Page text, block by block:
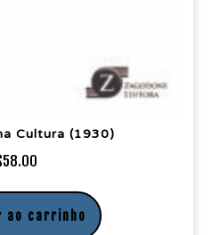
Cultura (1930)
58.00
ao carrinho